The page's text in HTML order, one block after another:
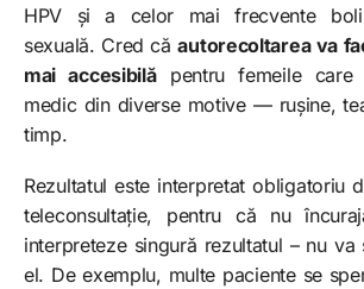
HPV și a celor mai frecvente
sexuală. Cred căautorecoltarea va
mai accesibilăpentru femeile care
medic din diverse motive — rușine,
timp.
Rezultatul este interpretat obligatoriu
teleconsultație, pentru că nu
interpreteze singură rezultatul – nu
el. De exemplu, multe paciente se